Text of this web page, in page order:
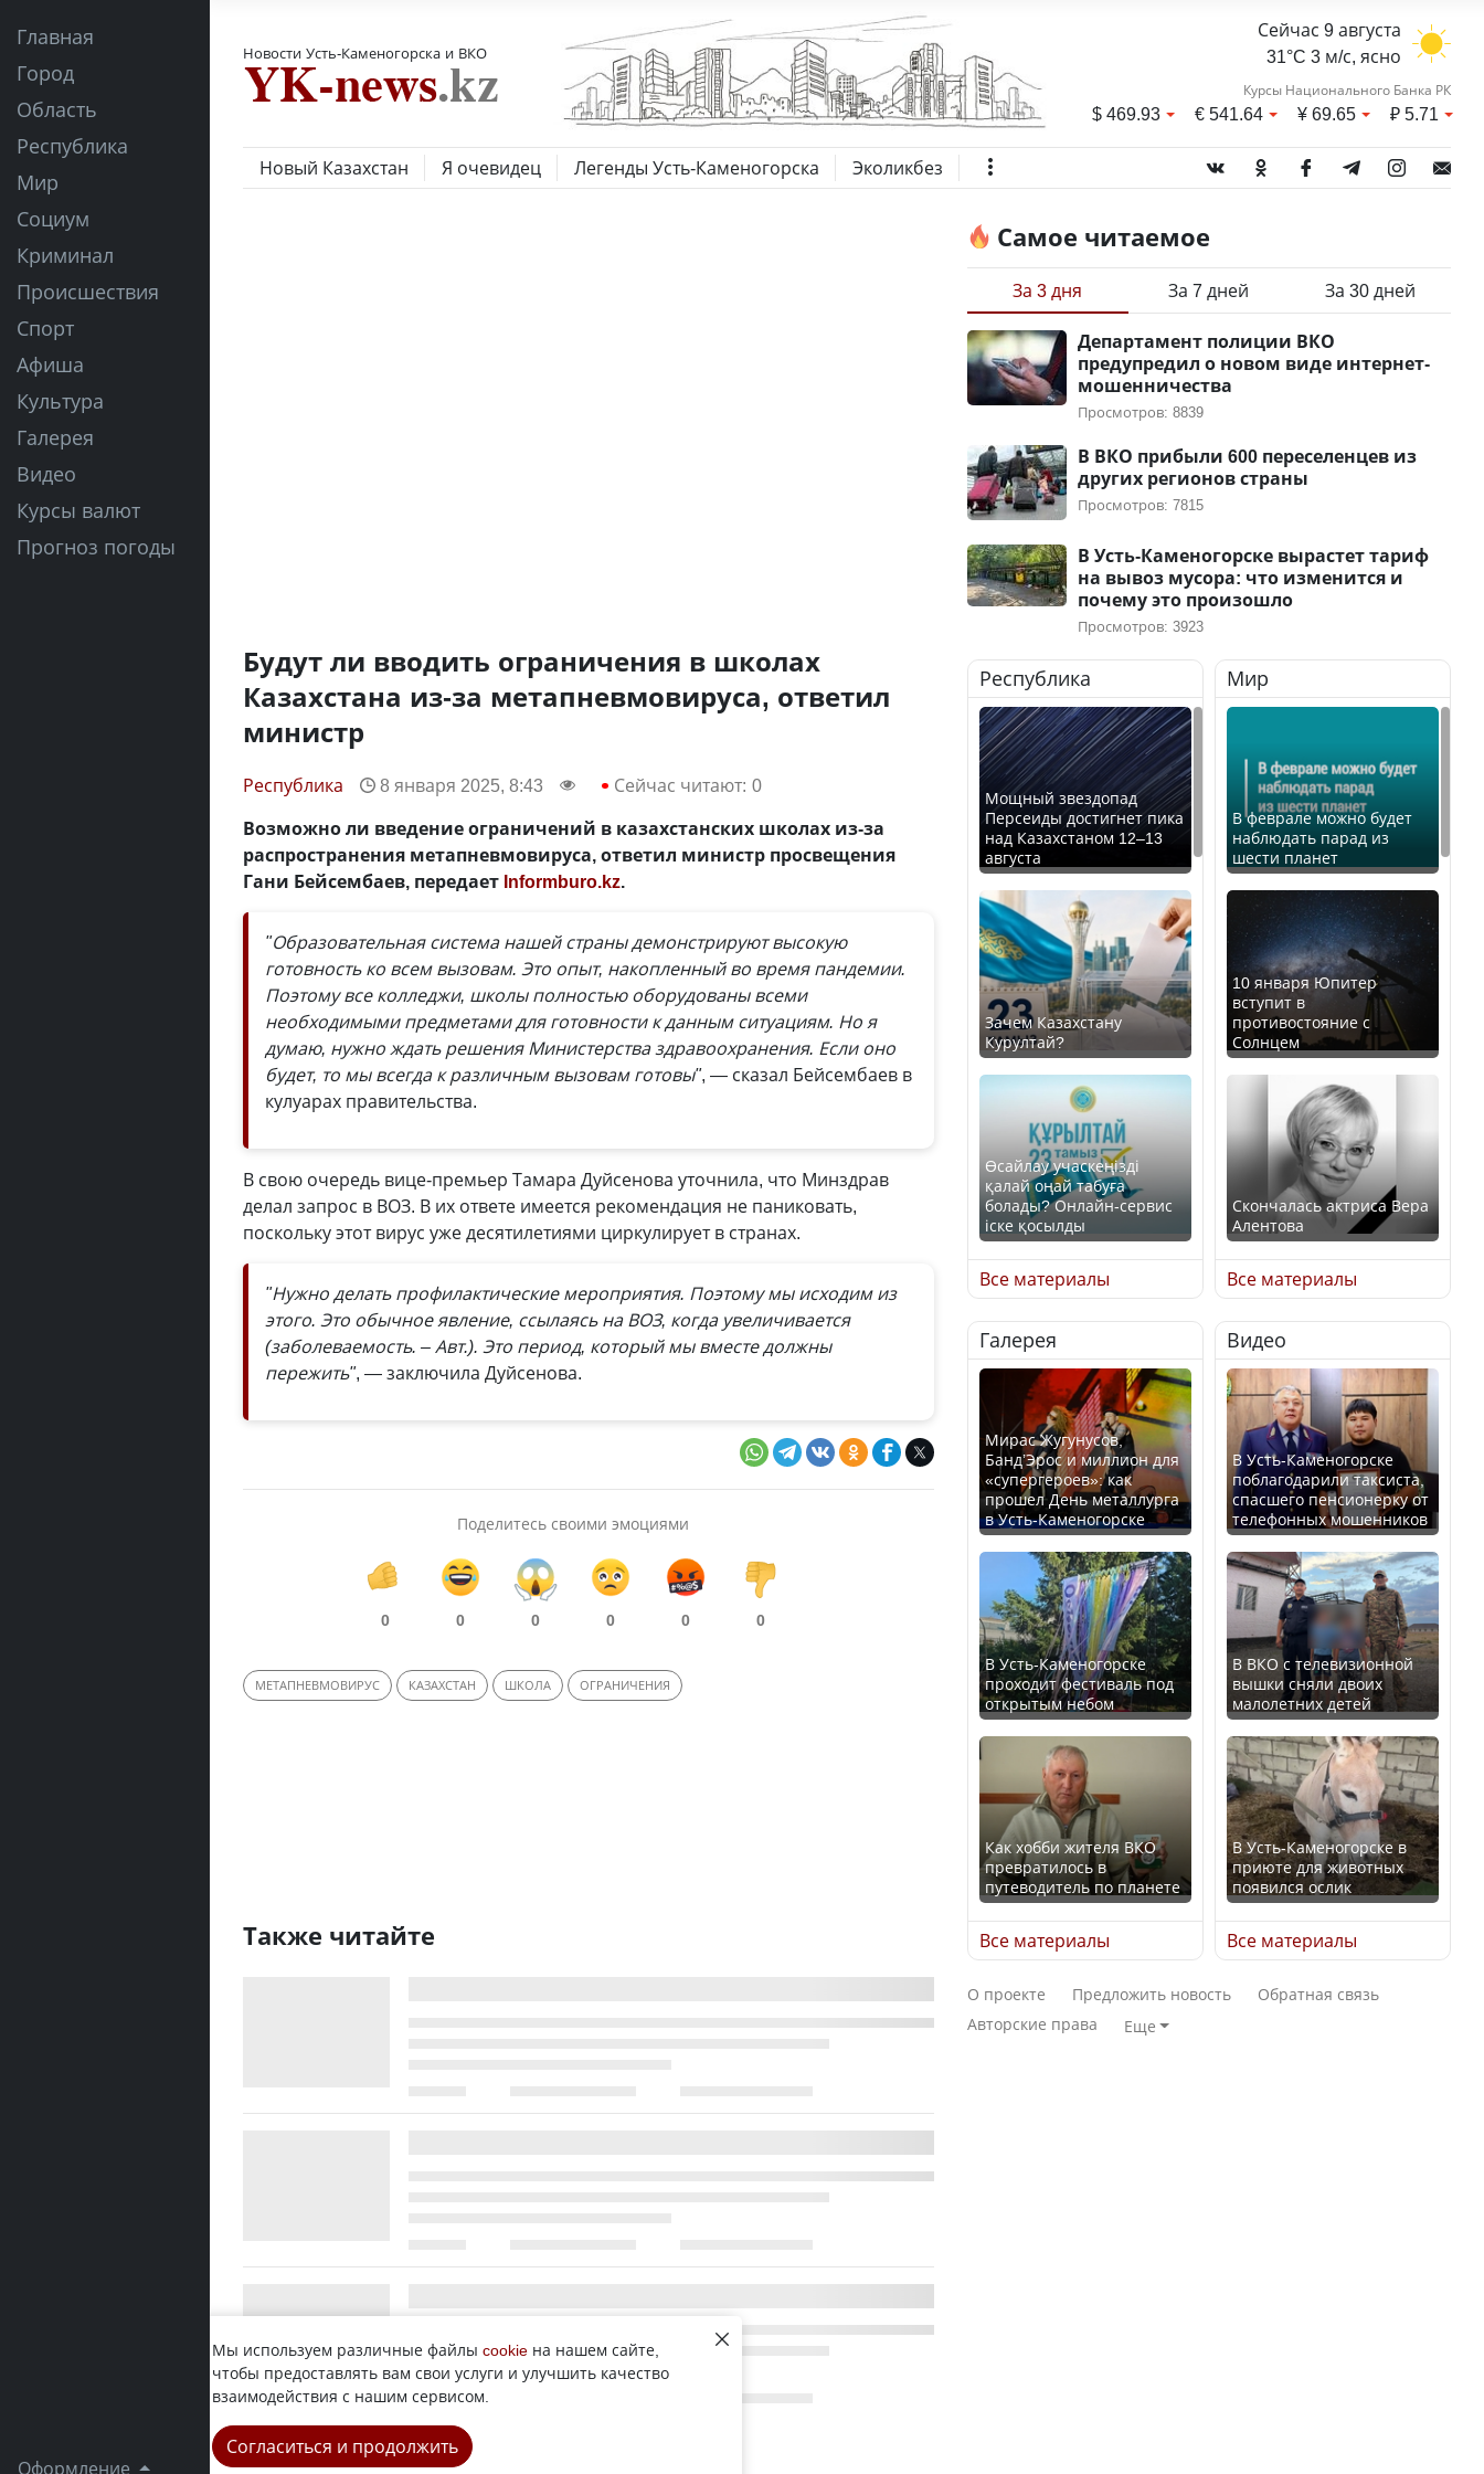
Главная
Город
Область
Республика
Мир
Социум
Криминал
Происшествия
Спорт
Афиша
Культура
Галерея
Видео
Курсы валют
Прогноз погоды
Оформление
Новости Усть-Каменогорска и ВКО
Сейчас 9 августа
31°C 3 м/с, ясно
Курсы Национального Банка РК
$469.93 €541.64 ¥69.65 ₽5.71
Новый Казахстан Я очевидец Легенды Усть-Каменогорска Эколикбез
Будут ли вводить ограничения в школах
Казахстана из-за метапневмовируса, ответил
министр
Республика 8 января 2025, 8:43 Сейчас читают: 0
Возможно ли введение ограничений в казахстанских школах из-за
распространения метапневмовируса, ответил министр просвещения
Гани Бейсембаев, передает Informburo.kz.
"Образовательная система нашей страны демонстрируют высокую
готовность ко всем вызовам. Это опыт, накопленный во время пандемии.
Поэтому все колледжи, школы полностью оборудованы всеми
необходимыми предметами для готовности к данным ситуациям. Но я
думаю, нужно ждать решения Министерства здравоохранения. Если оно
будет, то мы всегда к различным вызовам готовы", — сказал Бейсембаев в
кулуарах правительства.
В свою очередь вице-премьер Тамара Дуйсенова уточнила, что Минздрав
делал запрос в ВОЗ. В их ответе имеется рекомендация не паниковать,
поскольку этот вирус уже десятилетиями циркулирует в странах.
"Нужно делать профилактические мероприятия. Поэтому мы исходим из
этого. Это обычное явление, ссылаясь на ВОЗ, когда увеличивается
(заболеваемость. – Авт.). Это период, который мы вместе должны
пережить", — заключила Дуйсенова.
Поделитесь своими эмоциями
0 0 0 0 0 0
МЕТАПНЕВМОВИРУС КАЗАХСТАН ШКОЛА ОГРАНИЧЕНИЯ
Также читайте
Самое читаемое
За 3 дня За 7 дней За 30 дней
Департамент полиции ВКО
предупредил о новом виде интернет-
мошенничества
Просмотров: 8839
В ВКО прибыли 600 переселенцев из
других регионов страны
Просмотров: 7815
В Усть-Каменогорске вырастет тариф
на вывоз мусора: что изменится и
почему это произошло
Просмотров: 3923
Республика
Мощный звездопад
Персеиды достигнет пика
над Казахстаном 12–13
августа
Зачем Казахстану
Курултай?
Өсайлау учаскеңізді
қалай оңай табуға
болады? Онлайн-сервис
іске қосылды
Как легко найти свой
участок для голосования?
Минтруда назвало
отрасли с самыми
высокими зарплатными
предложениями
Искусственный интеллект
официально включили в
школьную программу
Казахстана
В Казахстане стало
проще получить
направления на
медицинские
обследования
Все материалы
Мир
В феврале можно будет
наблюдать парад из
шести планет
10 января Юпитер
вступит в
противостояние с
Солнцем
Скончалась актриса Вера
Алентова
В РФ вынесен заочный
приговор по уголовному
делу об убийстве Игоря
Талькова
В России введены
дополнительные
ограничения для
казахстанских прав
Трамп официально
вступил в должность
президента США
Луну признали объектом
культурного наследия,
находящегося под
угрозой исчезновения
Все материалы
Галерея
Мирас Жугунусов,
Банд’Эрос и миллион для
«супергероев»: как
прошел День металлурга
в Усть-Каменогорске
В Усть-Каменогорске
проходит фестиваль под
открытым небом
Как хобби жителя ВКО
превратилось в
путеводитель по планете
Все материалы
Видео
В Усть-Каменогорске
поблагодарили таксиста,
спасшего пенсионерку от
телефонных мошенников
В ВКО с телевизионной
вышки сняли двоих
малолетних детей
В Усть-Каменогорске в
приюте для животных
появился ослик
Все материалы
О проекте Предложить новость
Обратная связь
Авторские права
Еще
Мы используем различные файлы cookie на нашем сайте,
чтобы предоставлять вам свои услуги и улучшить качество
взаимодействия с нашим сервисом.
Согласиться и продолжить